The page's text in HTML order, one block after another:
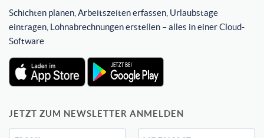
Schichten planen, Arbeitszeiten erfassen, Urlaubstage
eintragen, Lohnabrechnungen erstellen – alles in einer Cloud-
Software
JETZT ZUM NEWSLETTER ANMELDEN